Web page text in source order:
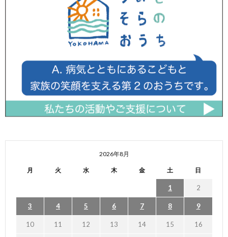
2026年8月
月 火 水 木 金 土 日
1 2
3 4 5 6 7 8 9
10 11 12 13 14 15 16